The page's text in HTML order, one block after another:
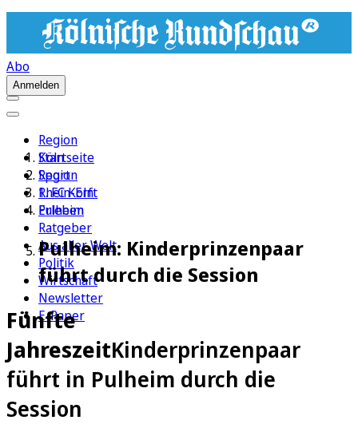
Abo
Anmelden
Region
Köln
Sport
1. FC Köln
Erleben
Ratgeber
Aus aller Welt
Politik
Wirtschaft
Newsletter
E-Paper
Startseite
Region
Rhein-Erft
Pulheim
Pulheim: Kinderprinzenpaar
führt durch die Session
Fünfte
JahreszeitKinderprinzenpaar
führt in Pulheim durch die
Session